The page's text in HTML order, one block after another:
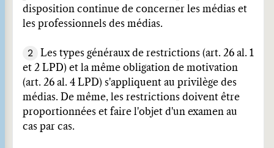
disposition continue de concerner les médias et
les professionnels des médias.
2
Les types généraux de restrictions (art. 26 al. 1
et 2 LPD) et la même obligation de motivation
(art. 26 al. 4 LPD) s'appliquent au privilège des
médias. De même, les restrictions doivent être
proportionnées et faire l'objet d'un examen au
cas par cas.